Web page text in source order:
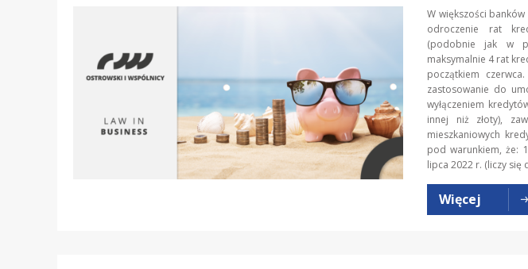
W większości
odroczenie rat
(podobnie jak w
maksymalnie 4 rat
początkiem
zastosowanie do
wyłączeniem
innej niż złoty),
mieszkaniowych
pod warunkiem, że:
lipca 2022 r. (liczy
Więcej